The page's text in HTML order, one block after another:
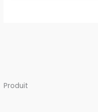
Produit